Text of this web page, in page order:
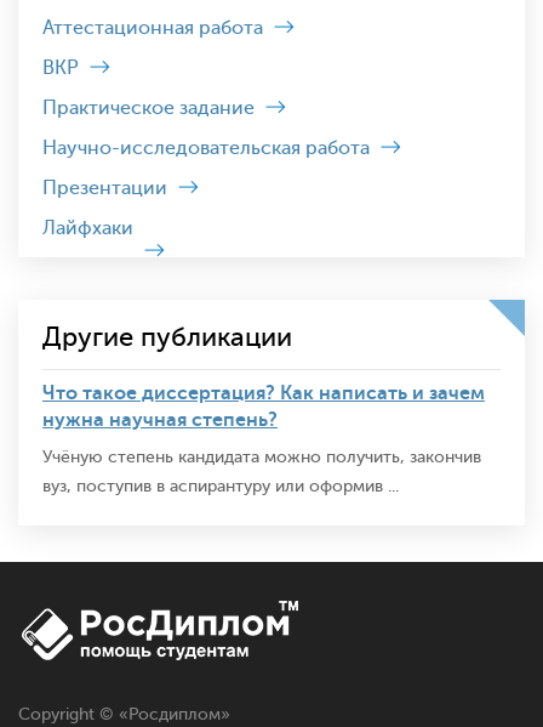
Аттестационная работа
ВКР
Практическое задание
Научно-исследовательская работа
Презентации
Лайфхаки
Другие публикации
Что такое диссертация? Как написать и зачем
нужна научная степень?
Учёную степень кандидата можно получить, закончив
вуз, поступив в аспирантуру или оформив ...
Copyright © «Росдиплом»